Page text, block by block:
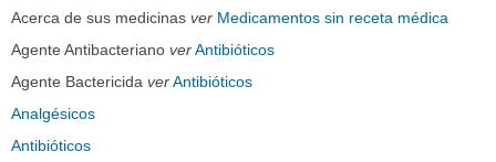
Acerca de sus medicinas ver Medicamentos sin receta médica
Agente Antibacteriano verAntibióticos
Agente Bactericida verAntibióticos
Analgésicos
Antibióticos